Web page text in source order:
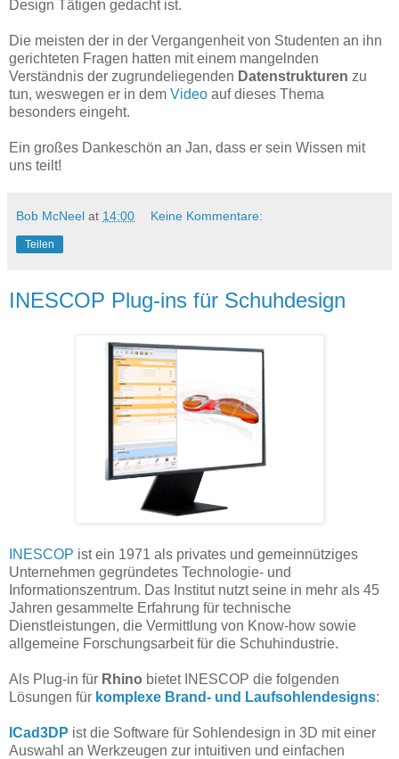
Design Tätigen gedacht ist.
Die meisten der in der Vergangenheit von Studenten an ihn
gerichteten Fragen hatten mit einem mangelnden
Verständnis der zugrundeliegenden Datenstrukturen zu
tun, weswegen er in dem Video auf dieses Thema
besonders eingeht.
Ein großes Dankeschön an Jan, dass er sein Wissen mit
uns teilt!
Bob McNeel at 14:00 Keine Kommentare:
Teilen
INESCOP Plug-ins für Schuhdesign
INESCOP ist ein 1971 als privates und gemeinnütziges
Unternehmen gegründetes Technologie- und
Informationszentrum. Das Institut nutzt seine in mehr als 45
Jahren gesammelte Erfahrung für technische
Dienstleistungen, die Vermittlung von Know-how sowie
allgemeine Forschungsarbeit für die Schuhindustrie.
Als Plug-in für Rhino bietet INESCOP die folgenden
Lösungen für komplexe Brand- und Laufsohlendesigns:
ICad3DP ist die Software für Sohlendesign in 3D mit einer
Auswahl an Werkzeugen zur intuitiven und einfachen